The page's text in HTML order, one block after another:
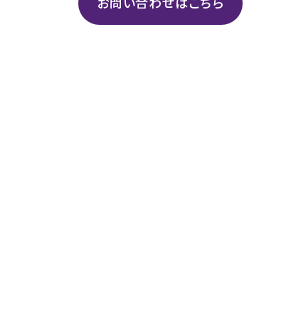
お問い合わせはこちら